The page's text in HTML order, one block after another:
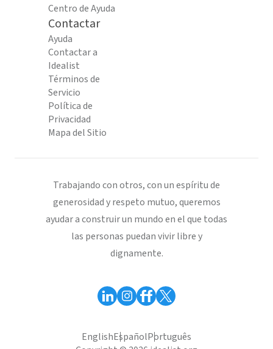
Centro de Ayuda
Contactar
Ayuda
Contactar a
Idealist
Términos de
Servicio
Política de
Privacidad
Mapa del Sitio
Trabajando con otros, con un espíritu de
generosidad y respeto mutuo, queremos
ayudar a construir un mundo en el que todas
las personas puedan vivir libre y
dignamente.
EnglishEspañolPortuguês